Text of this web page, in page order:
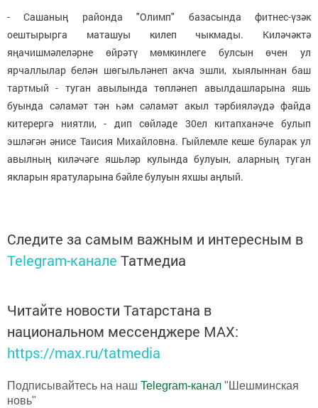
- Сашаның районда "Олимп" базасында фитнес-үзәк
оештырырга маташуы килеп чыкмады. Киләчәктә
яңачишмәлеләрне өйрәтү мөмкинлеге булсын өчен ул
ярчаллылар белән шөгыльләнеп акча эшли, хыялыннан баш
тартмый - туган авылында төпләнеп авылдашларына яшь
буында сәламәт тән һәм сәламәт акыл тәрбияләүдә файда
китерергә ниятли, - дип сөйләде 30ел китапханәче булып
эшләгән әнисе Таисия Михайловна. Гыйлемле кеше буларак ул
авылның киләчәге яшьләр кулында булуын, аларның туган
якларын яратуларына бәйле булуын яхшы аңлый.
Следите за самым важным и интересным в
Telegram-канале Татмедиа
Читайте новости Татарстана в
национальном мессенджере MАХ:
https://max.ru/tatmedia
Подписывайтесь на наш Telegram-канал "Шешминская
новь"